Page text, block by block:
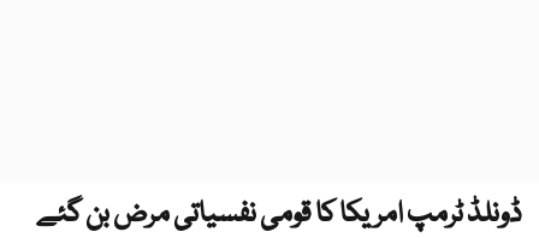
ڈونلڈ ٹرمپ امریکا کا قومی نفسیاتی مرض بن گئے